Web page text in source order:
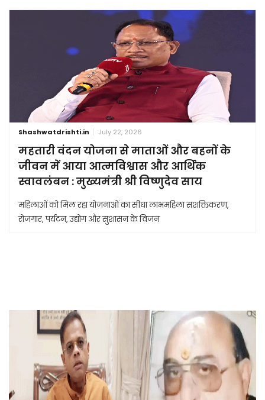
Shashwatdrishti.in July 22, 2026
महतारी वंदन योजना से माताओं और बहनों के
जीवन में आया आत्मविश्वास और आर्थिक
स्वावलंबन : मुख्यमंत्री श्री विष्णुदेव साय
महिलाओं को मिल रहा योजनाओं का सीधा लाभमहिला सशक्तिकरण,
रोजगार, पर्यटन, उद्योग और सुशासन के विजन